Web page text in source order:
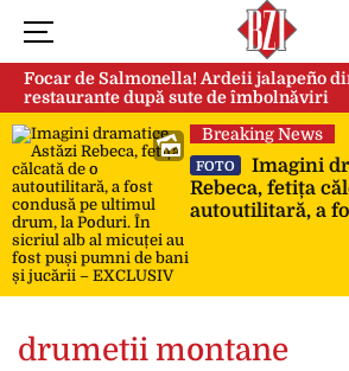
Focar de Salmonella! Ardeii jalapeño
restaurante după sute de îmbolnăviri
Breaking News
FOTO
Imagini
Rebeca, fetița
autoutilitară, a
drumetii montane